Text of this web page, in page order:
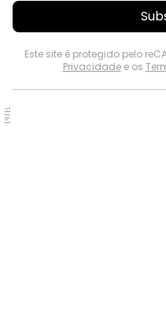
Este site é protegido pelo
Privacidadee os
PUB.